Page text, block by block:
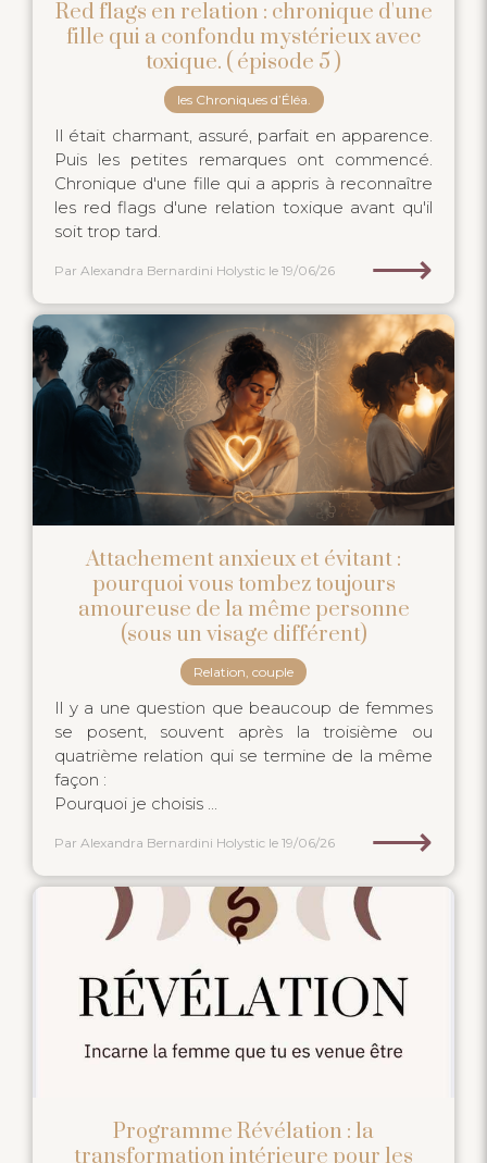
Red flags en relation : chronique d'une
fille qui a confondu mystérieux avec
toxique. ( épisode 5 )
les Chroniques d’Éléa.
Il était charmant, assuré, parfait en apparence.
Puis les petites remarques ont commencé.
Chronique d'une fille qui a appris à reconnaître
les red flags d'une relation toxique avant qu'il
soit trop tard.
Par Alexandra Bernardini Holystic le 19/06/26 ⟶
Attachement anxieux et évitant :
pourquoi vous tombez toujours
amoureuse de la même personne
(sous un visage différent)
Relation, couple
Il y a une question que beaucoup de femmes
se posent, souvent après la troisième ou
quatrième relation qui se termine de la même
façon :
Pourquoi je choisis ...
Par Alexandra Bernardini Holystic le 19/06/26 ⟶
Programme Révélation : la
transformation intérieure pour les